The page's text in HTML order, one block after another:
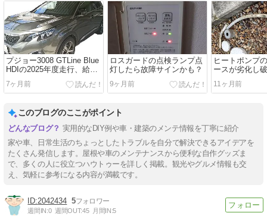
プジョー3008 GTLine Blue
HDIの2025年度走行、給
油、燃費状況報告
7ヶ月前
ロスガードの点検ランプ点
灯したら故障サインかも？
9ヶ月前
ヒートポンプ
ースが劣化し
11ヶ月前
このブログのここがポイント
実用的なDIY例や車・建築のメンテ情報を丁寧に紹介
家や車、日常生活のちょっとしたトラブルを自分で解決できるアイデアを
たくさん発信します。屋根や車のメンテナンスから便利な自作グッズま
で、多くの人に役立つハウトゥーを詳しく掲載。観光やグルメ情報も交
え、気軽に参考になる内容が満載です。
2042434 5
週間IN:0 週間OUT:45 月間IN:5